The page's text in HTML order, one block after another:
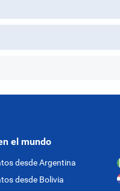
el mundo
desde Argentina
desde Bolivia